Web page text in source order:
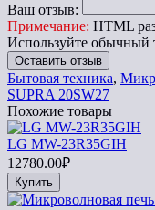
Ваш отзыв:
Примечание: HTML
Используйте обычный
Оставить отзыв
Бытовая техника,
SUPRA 20SW27
Похожие товары
LG MW-23R35GIH
12780.00₽
Купить